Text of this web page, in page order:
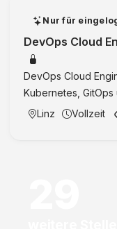
Nur für
DevOps Cloud
DevOps Cloud
Kubernetes,
Wien.
Linz Vollzeit